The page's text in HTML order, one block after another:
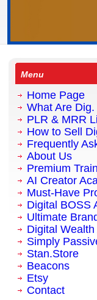
Menu
Home Page
What Are
PLR & MRR
How to Sell
Frequently
About Us
Premium
AI Creator
Must-Have
Digital BOSS
Ultimate
Digital
Simply
Stan.Store
Beacons
Etsy
Contact